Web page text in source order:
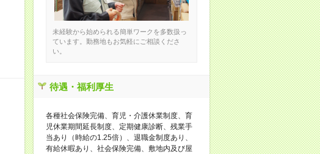
未経験から始められる簡単ワークを多数扱っ
ています。勤務地もお気軽にご相談くださ
い。
待遇・福利厚生
各種社会保険完備、育児・介護休業制度、育
児休業期間延長制度、定期健康診断、残業手
当あり（時給の1.25倍）、退職金制度あり、
有給休暇あり、社会保険完備、敷地内及び屋